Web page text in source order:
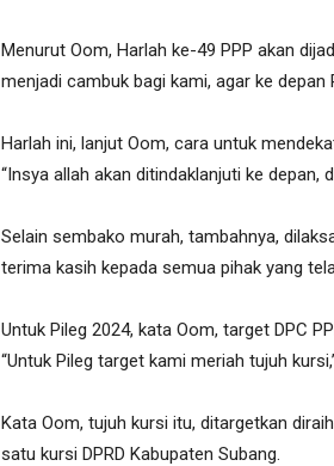
Menurut Oom, Harlah ke-49 PPP akan
menjadi cambuk bagi kami, agar ke depan
Harlah ini, lanjut Oom, cara untuk
“Insya allah akan ditindaklanjuti ke depan,
Selain sembako murah, tambahnya,
terima kasih kepada semua pihak yang
Untuk Pileg 2024, kata Oom, target DPC
“Untuk Pileg target kami meriah tujuh
Kata Oom, tujuh kursi itu, ditargetkan
satu kursi DPRD Kabupaten Subang.